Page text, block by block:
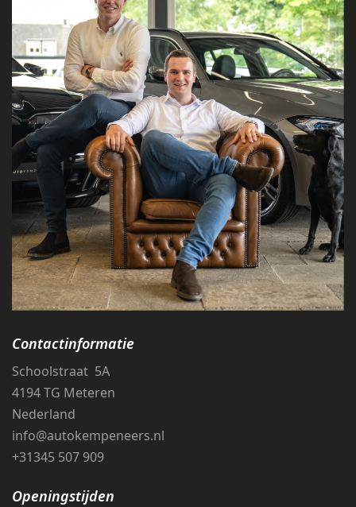
Contactinformatie
Schoolstraat 5A
4194 TG Meteren
Nederland
info@autokempeneers.nl
+31345 507 909
Openingstijden